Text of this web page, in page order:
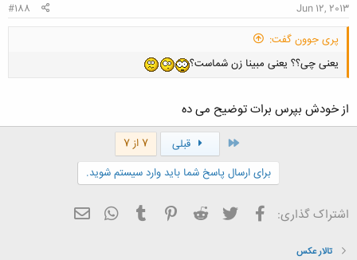
Jun 12, 2013
#188
پری جوون گفت:
یعنی چی؟؟ یعنی مبینا زن شماست؟
از خودش بپرس برات توضیح می ده
اول قبلی
7 از 7
برای ارسال پاسخ شما باید وارد سیستم شوید.
اشتراک گذاری: فیسبوک تویتر Reddit
Pinterest
Tumblr
WhatsApp
تالار عکس